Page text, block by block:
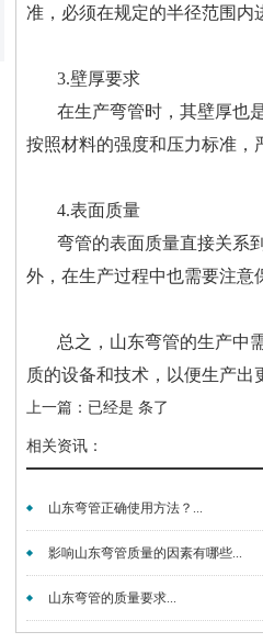
准，必须在规定的半径范围内
3.壁厚要求
在生产弯管时，其壁厚也
按照材料的强度和压力标准，
4.表面质量
弯管的表面质量直接关系
外，在生产过程中也需要注意
总之，山东弯管的生产中
质的设备和技术，以便生产出
上一篇：已经是 条了
相关资讯：
山东弯管正确使用方法？...
影响山东弯管质量的因素有哪些...
山东弯管的质量要求...